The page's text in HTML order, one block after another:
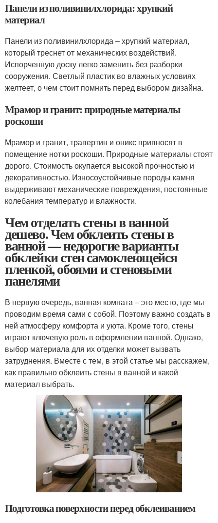
Панели из поливинилхлорида: хрупкий
материал
Панели из поливинилхлорида – хрупкий материал,
который треснет от механических воздействий.
Испорченную доску легко заменить без разборки
сооружения. Светлый пластик во влажных условиях
желтеет, о чем стоит помнить перед выбором дизайна.
Мрамор и гранит: природные материалы
роскоши
Мрамор и гранит, травертин и оникс привносят в
помещение нотки роскоши. Природные материалы стоят
дорого. Стоимость окупается высокой прочностью и
декоративностью. Износоустойчивые породы камня
выдерживают механические повреждения, постоянные
колебания температур и влажности.
Чем отделать стены в ванной
дешево. Чем обклеить стены в
ванной — недорогие варианты
обклейки стен самоклеющейся
пленкой, обоями и стеновыми
панелями
В первую очередь, ванная комната – это место, где мы
проводим время сами с собой. Поэтому важно создать в
ней атмосферу комфорта и уюта. Кроме того, стены
играют ключевую роль в оформлении ванной. Однако,
выбор материала для их отделки может вызвать
затруднения. Вместе с тем, в этой статье мы расскажем,
как правильно обклеить стены в ванной и какой
материал выбрать.
Подготовка поверхности перед обклеиванием